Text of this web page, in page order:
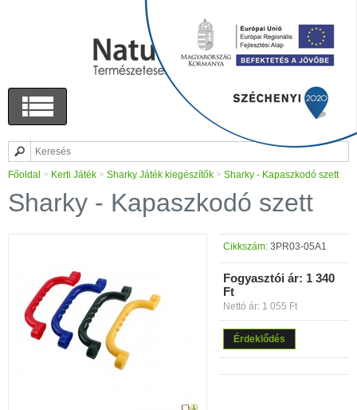
Főoldal > Kerti Játék > Sharky Játék kiegészítők > Sharky - Kapaszkodó szett
Sharky - Kapaszkodó szett
Cikkszám: 3PR03-05A1
Fogyasztói ár: 1 340
Ft
Nettó ár: 1 055 Ft
Érdeklődés